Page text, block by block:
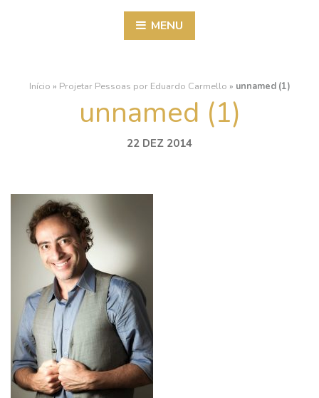
MENU
Início » Projetar Pessoas por Eduardo Carmello » unnamed (1)
unnamed (1)
22 DEZ 2014